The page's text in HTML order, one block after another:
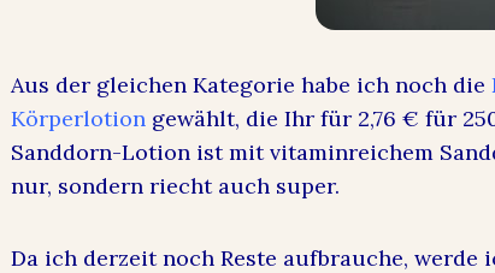
Aus der gleichen Kategorie habe ich noch die
Körperlotion gewählt, die Ihr für 2,76 € für
Sanddorn-Lotion ist mit vitaminreichem
nur, sondern riecht auch super.
Da ich derzeit noch Reste aufbrauche, werde